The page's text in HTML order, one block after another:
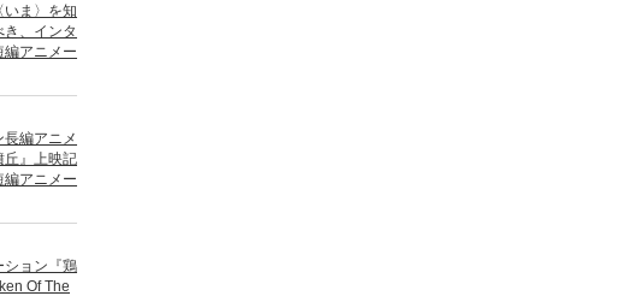
いま〉を知
、インタ
編アニメー
長編アニメ
丘』上映記
アニメー
ション『鶏
Of The